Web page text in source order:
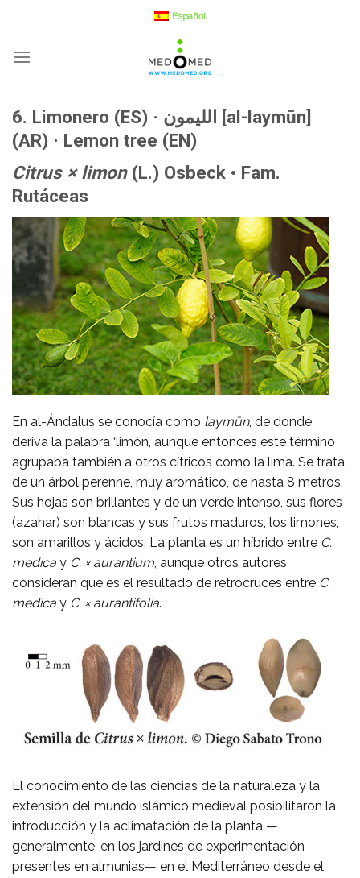
contenido
Español
6. Limonero (ES) · الليمون [al-laymūn]
(AR) · Lemon tree (EN)
Citrus × limon (L.) Osbeck • Fam.
Rutáceas
En al-Ándalus se conocía como laymūn, de donde
deriva la palabra ‘limón’, aunque entonces este término
agrupaba también a otros cítricos como la lima. Se trata
de un árbol perenne, muy aromático, de hasta 8 metros.
Sus hojas son brillantes y de un verde intenso, sus flores
(azahar) son blancas y sus frutos maduros, los limones,
son amarillos y ácidos. La planta es un híbrido entre C.
medica y C. × aurantium, aunque otros autores
consideran que es el resultado de retrocruces entre C.
medica y C. × aurantifolia.
El conocimiento de las ciencias de la naturaleza y la
extensión del mundo islámico medieval posibilitaron la
introducción y la aclimatación de la planta —
generalmente, en los jardines de experimentación
presentes en almunias— en el Mediterráneo desde el